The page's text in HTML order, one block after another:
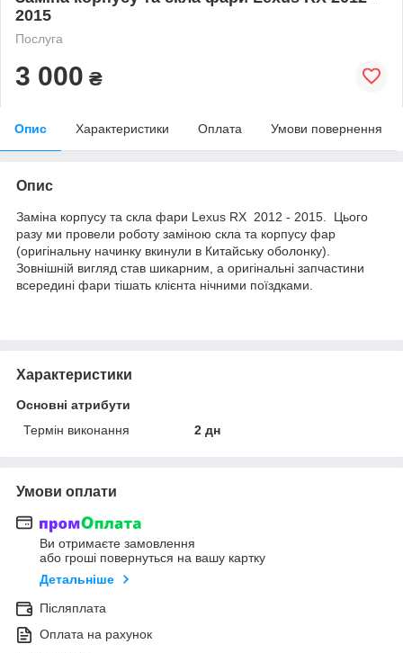
2015
Послуга
3 000 ₴
Опис Характеристики Оплата Умови повернення
Опис
Заміна корпусу та скла фари Lexus RX 2012 - 2015. Цього
разу ми провели роботу заміною скла та корпусу фар
(оригінальну начинку вкинули в Китайську оболонку).
Зовнішній вигляд став шикарним, а оригінальні запчастини
всередині фари тішать клієнта нічними поїздками.
Характеристики
Основні атрибути
Термін виконання
2 дн
Умови оплати
Ви отримаєте замовлення
або гроші повернуться на вашу картку
Детальніше
Післяплата
Оплата на рахунок